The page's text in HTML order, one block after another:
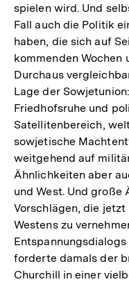
spielen wird. Und
Fall auch die Politik
haben, die sich auf
kommenden Wochen
Durchaus
Lage der
Friedhofsruhe und
Satellitenbereich,
sowjetische
weitgehend auf
Ähnlichkeiten aber
und West. Und große
Vorschlägen, die
Westens zu
forderte damals der
Churchill in einer